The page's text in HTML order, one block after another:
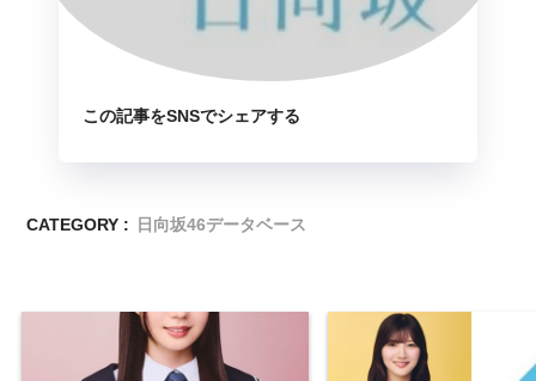
この記事をSNSでシェアする
CATEGORY : 日向坂46データベース